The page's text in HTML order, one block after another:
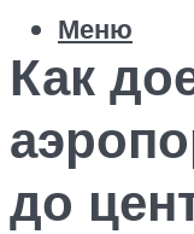
Меню
Как
до